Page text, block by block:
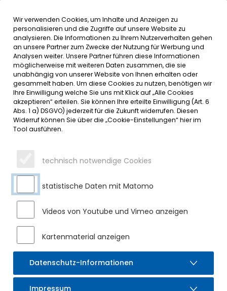
Inhalt der Seite anspringen
Informationen undMENÜ
SERVICE
VANDALISMUS IN SULZBERG –
SACHDIENLICHE HINWEISE
Dienstag, 09.07.2024
Wochen im Ortsgebiet Sulzberg ist zwischenzeitlich die Zahl
der Geschädigten in Sulzberg auf über 20 gestiegen und die
Schadenssumme beträgt mehrere Tausend Euro.
Wir möchten daher nochmals um Mithilfe bei der
Aufklärung der Taten bitten und nehmen Hinweise, gerne
auch anonym, telefonisch unter Tel.: 08376/9201-14 oder
per Email unter
Bitte überprüfen Sie auch Überwachungskameras auf Ihrem
Privatgrund.
Wir danken für Ihre Mithilfe.
Wir verwenden Cookies, um Inhalte und Anzeigen zu
personalisieren und die Zugriffe auf unsere Website zu
analysieren. Die Informationen zu Ihrem Nutzerverhalten gehen
an unsere Partner zum Zwecke der Nutzung für Werbung und
Analysen weiter. Unsere Partner führen diese Informationen
möglicherweise mit weiteren Daten zusammen, die sie
unabhängig von unserer Website von Ihnen erhalten oder
gesammelt haben. Um diese Cookies zu nutzen, benötigen wir
Ihre Einwilligung welche Sie uns mit Klick auf „Alle Cookies
akzeptieren“ erteilen. Sie können Ihre erteilte Einwilligung (Art. 6
Abs. 1 a) DSGVO) jederzeit für die Zukunft widerrufen. Diesen
Widerruf können Sie über die „Cookie-Einstellungen“ hier im
Tool ausführen.
technisch notwendige Cookies
statistische Daten mit Matomo
Videos von Youtube und Vimeo anzeigen
Kartenmaterial anzeigen
Datenschutz-Informationen
Impressum